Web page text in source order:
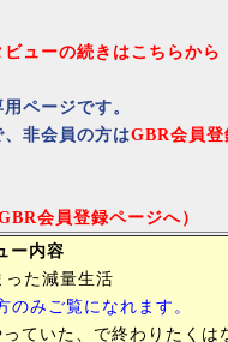
ューの続きはこちらから
ページです。
非会員の方はGBR会員登
会員登録ページへ）
ー内容
った減量生活
みご覧になれます。
ていた、で終わりたくは